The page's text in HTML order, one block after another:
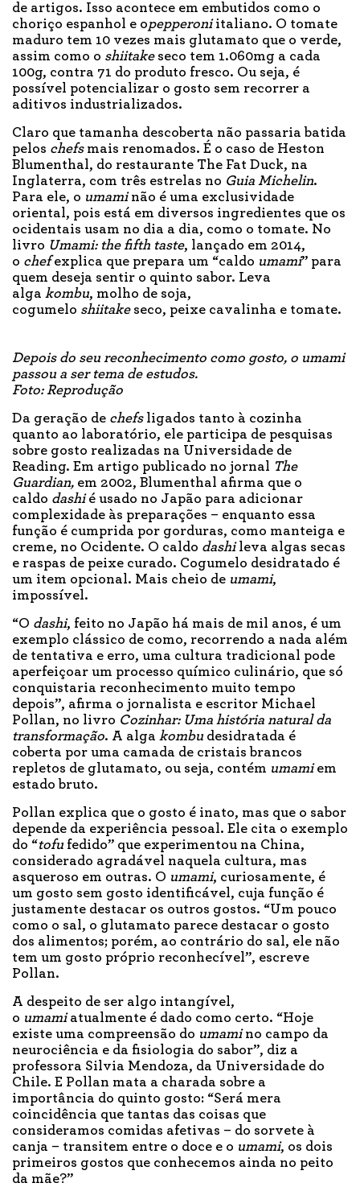
de artigos. Isso acontece em embutidos como o
choriço espanhol e opepperoniitaliano. O tomate
maduro tem 10 vezes mais glutamato que o verde,
assim como o shiitakeseco tem 1.060mg a cada
100g, contra 71 do produto fresco. Ou seja, é
possível potencializar o gosto sem recorrer a
aditivos industrializados.
Claro que tamanha descoberta não passaria batida
pelos chefsmais renomados. É o caso de Heston
Blumenthal, do restaurante The Fat Duck, na
Inglaterra, com três estrelas no Guia Michelin.
Para ele, o umaminão é uma exclusividade
oriental, pois está em diversos ingredientes que os
ocidentais usam no dia a dia, como o tomate. No
livro Umami: the fifth taste, lançado em 2014,
o chefexplica que prepara um “caldo umami” para
quem deseja sentir o quinto sabor. Leva
alga kombu, molho de soja,
cogumelo shiitakeseco, peixe cavalinha e tomate.
Depois do seu reconhecimento como gosto, o umami
passou a ser tema de estudos.
Foto: Reprodução
Da geração de chefsligados tanto à cozinha
quanto ao laboratório, ele participa de pesquisas
sobre gosto realizadas na Universidade de
Reading. Em artigo publicado no jornal The
Guardian, em 2002, Blumenthal afirma que o
caldo dashié usado no Japão para adicionar
complexidade às preparações – enquanto essa
função é cumprida por gorduras, como manteiga e
creme, no Ocidente. O caldo dashileva algas secas
e raspas de peixe curado. Cogumelo desidratado é
um item opcional. Mais cheio de umami,
impossível.
“O dashi, feito no Japão há mais de mil anos, é um
exemplo clássico de como, recorrendo a nada além
de tentativa e erro, uma cultura tradicional pode
aperfeiçoar um processo químico culinário, que só
conquistaria reconhecimento muito tempo
depois”, afirma o jornalista e escritor Michael
Pollan, no livro Cozinhar: Uma história natural da
transformação. A alga kombudesidratada é
coberta por uma camada de cristais brancos
repletos de glutamato, ou seja, contém umamiem
estado bruto.
Pollan explica que o gosto é inato, mas que o sabor
depende da experiência pessoal. Ele cita o exemplo
do “tofufedido” que experimentou na China,
considerado agradável naquela cultura, mas
asqueroso em outras. O umami, curiosamente, é
um gosto sem gosto identificável, cuja função é
justamente destacar os outros gostos. “Um pouco
como o sal, o glutamato parece destacar o gosto
dos alimentos; porém, ao contrário do sal, ele não
tem um gosto próprio reconhecível”, escreve
Pollan.
A despeito de ser algo intangível,
o umamiatualmente é dado como certo. “Hoje
existe uma compreensão do umamino campo da
neurociência e da fisiologia do sabor”, diz a
professora Silvia Mendoza, da Universidade do
Chile. E Pollan mata a charada sobre a
importância do quinto gosto: “Será mera
coincidência que tantas das coisas que
consideramos comidas afetivas – do sorvete à
canja – transitem entre o doce e o umami, os dois
primeiros gostos que conhecemos ainda no peito
da mãe?”